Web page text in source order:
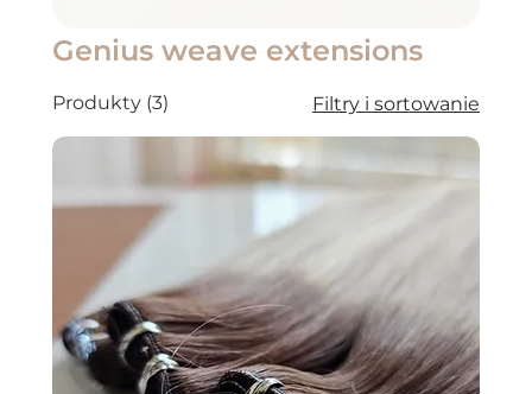
Genius weave extensions
Produkty (3) Filtry i sortowanie